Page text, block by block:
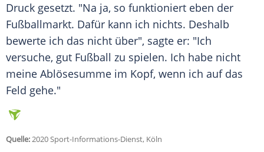
Druck gesetzt. "Na ja, so funktioniert eben der
Fußballmarkt. Dafür kann ich nichts. Deshalb
bewerte ich das nicht über", sagte er: "Ich
versuche, gut Fußball zu spielen. Ich habe nicht
meine Ablösesumme im Kopf, wenn ich auf das
Feld gehe."
Quelle:2020 Sport-Informations-Dienst, Köln